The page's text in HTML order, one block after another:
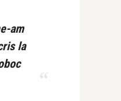
am
la